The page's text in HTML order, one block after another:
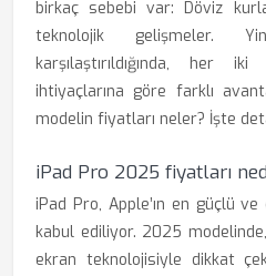
birkaç sebebi var: Döviz
teknolojik gelişmeler.
karşılaştırıldığında, her
ihtiyaçlarına göre farklı
modelin fiyatları neler? İşte
iPad Pro 2025 fiyatları
iPad Pro, Apple’ın en güçlü
kabul ediliyor. 2025
ekran teknolojisiyle dikkat